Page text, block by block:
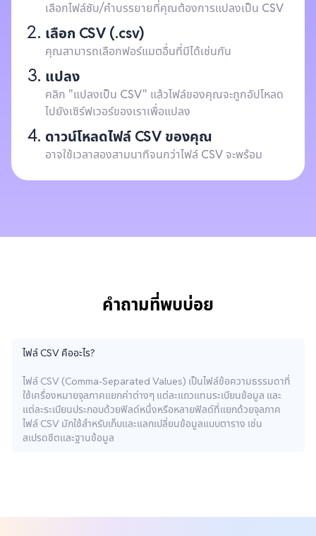
เลือกไฟล์ซับ/คำบรรยายที่คุณต้องการแปลงเป็น CSV
เลือก CSV (.csv)
คุณสามารถเลือกฟอร์แมตอื่นที่มีได้เช่นกัน
แปลง
คลิก "แปลงเป็น CSV" แล้วไฟล์ของคุณจะถูกอัปโหลด
ไปยังเซิร์ฟเวอร์ของเราเพื่อแปลง
ดาวน์โหลดไฟล์ CSV ของคุณ
อาจใช้เวลาสองสามนาทีจนกว่าไฟล์ CSV จะพร้อม
คำถามที่พบบ่อย
ไฟล์ CSV คืออะไร?
ไฟล์ CSV (Comma-Separated Values) เป็นไฟล์ข้อความธรรมดาที่
ใช้เครื่องหมายจุลภาคแยกค่าต่างๆ แต่ละแถวแทนระเบียนข้อมูล และ
แต่ละระเบียนประกอบด้วยฟิลด์หนึ่งหรือหลายฟิลด์ที่แยกด้วยจุลภาค
ไฟล์ CSV มักใช้สำหรับเก็บและแลกเปลี่ยนข้อมูลแบบตาราง เช่น
สเปรดชีตและฐานข้อมูล